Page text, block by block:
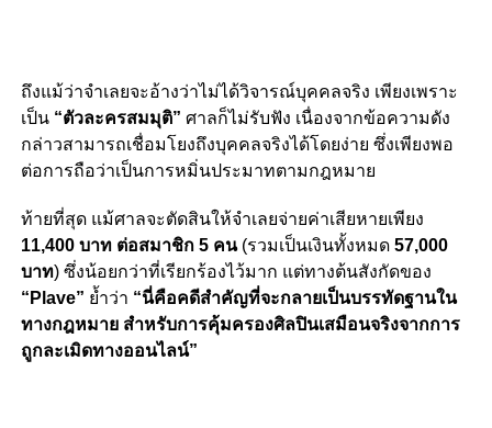
ถึงแม้ว่าจำเลยจะอ้างว่าไม่ได้วิจารณ์บุคคลจริง เพียงเพราะ
เป็น “ตัวละครสมมุติ” ศาลก็ไม่รับฟัง เนื่องจากข้อความดัง
กล่าวสามารถเชื่อมโยงถึงบุคคลจริงได้โดยง่าย ซึ่งเพียงพอ
ต่อการถือว่าเป็นการหมิ่นประมาทตามกฎหมาย
ท้ายที่สุด แม้ศาลจะตัดสินให้จำเลยจ่ายค่าเสียหายเพียง
11,400 บาท ต่อสมาชิก 5 คน(รวมเป็นเงินทั้งหมด 57,000
บาท) ซึ่งน้อยกว่าที่เรียกร้องไว้มาก แต่ทางต้นสังกัดของ
“Plave” ย้ำว่า “นี่คือคดีสำคัญที่จะกลายเป็นบรรทัดฐานใน
ทางกฎหมาย สำหรับการคุ้มครองศิลปินเสมือนจริงจากการ
ถูกละเมิดทางออนไลน์”